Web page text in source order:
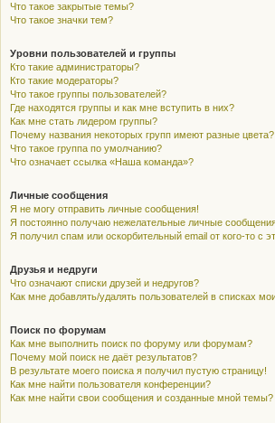
Что такое закрытые темы?
Что такое значки тем?
Уровни пользователей и группы
Кто такие администраторы?
Кто такие модераторы?
Что такое группы пользователей?
Где находятся группы и как мне вступить в них?
Как мне стать лидером группы?
Почему названия некоторых групп имеют разные цвета?
Что такое группа по умолчанию?
Что означает ссылка «Наша команда»?
Личные сообщения
Я не могу отправить личные сообщения!
Я постоянно получаю нежелательные личные
Я получил спам или оскорбительный email от кого-то с
Друзья и недруги
Что означают списки друзей и недругов?
Как мне добавлять/удалять пользователей в списках
Поиск по форумам
Как мне выполнить поиск по форуму или форумам?
Почему мой поиск не даёт результатов?
В результате моего поиска я получил пустую страницу!
Как мне найти пользователя конференции?
Как мне найти свои сообщения и созданные мной темы?